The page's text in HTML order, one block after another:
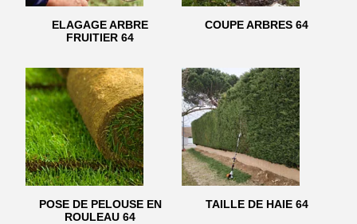
ELAGAGE ARBRE
FRUITIER 64
COUPE ARBRES 64
POSE DE PELOUSE EN
ROULEAU 64
TAILLE DE HAIE 64